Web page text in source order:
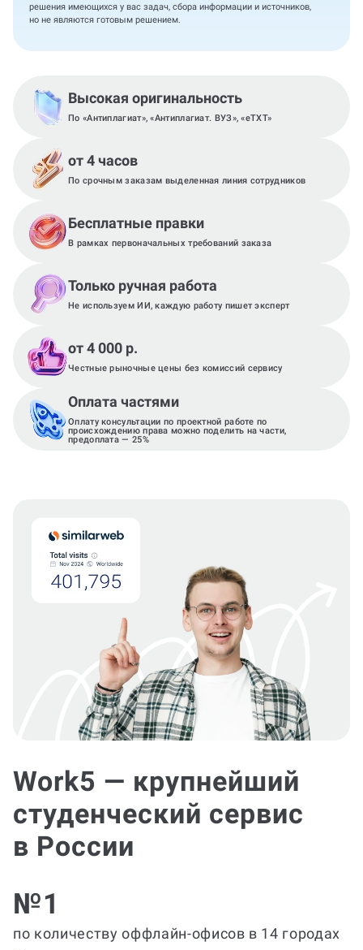
решения имеющихся у вас задач, сбора информации и источников,
но не являются готовым решением.
Высокая оригинальность
По «Антиплагиат», «Антиплагиат. ВУЗ», «eTXT»
от 4 часов
По срочным заказам выделенная линия сотрудников
Бесплатные правки
В рамках первоначальных требований заказа
Только ручная работа
Не используем ИИ, каждую работу пишет эксперт
от 4 000 р.
Честные рыночные цены без комиссий сервису
Оплата частями
Оплату консультации по проектной работе по
происхождению права можно поделить на части,
предоплата — 25%
Work5 — крупнейший
студенческий сервис
в России
№1
по количеству оффлайн-офисов в 14 городах